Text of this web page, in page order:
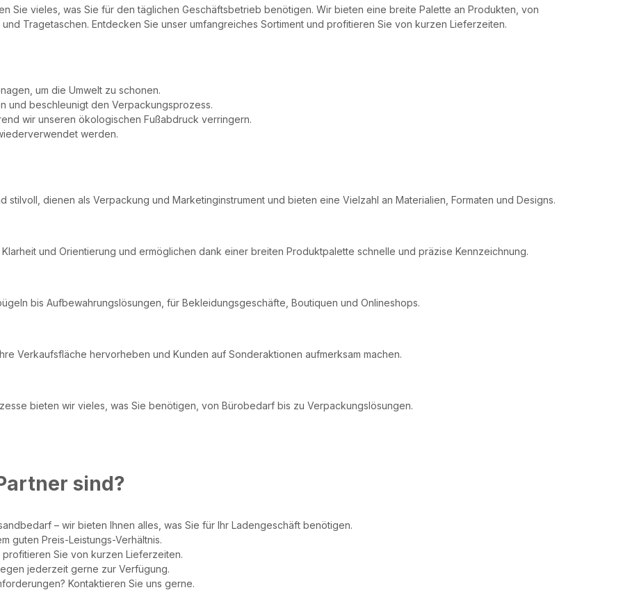
Sie vieles, was Sie für den täglichen Geschäftsbetrieb benötigen. Wir bieten eine breite Palette an Produkten, von
Tragetaschen. Entdecken Sie unser umfangreiches Sortiment und profitieren Sie von kurzen Lieferzeiten.
um die Umwelt zu schonen.
und beschleunigt den Verpackungsprozess.
wir unseren ökologischen Fußabdruck verringern.
werden.
dienen als Verpackung und Marketinginstrument und bieten eine Vielzahl an Materialien, Formaten und Designs.
und Orientierung und ermöglichen dank einer breiten Produktpalette schnelle und präzise Kennzeichnung.
bis Aufbewahrungslösungen, für Bekleidungsgeschäfte, Boutiquen und Onlineshops.
Verkaufsfläche hervorheben und Kunden auf Sonderaktionen aufmerksam machen.
bieten wir vieles, was Sie benötigen, von Bürobedarf bis zu Verpackungslösungen.
sind?
– wir bieten Ihnen alles, was Sie für Ihr Ladengeschäft benötigen.
guten Preis-Leistungs-Verhältnis.
Sie von kurzen Lieferzeiten.
jederzeit gerne zur Verfügung.
Kontaktieren Sie uns gerne.